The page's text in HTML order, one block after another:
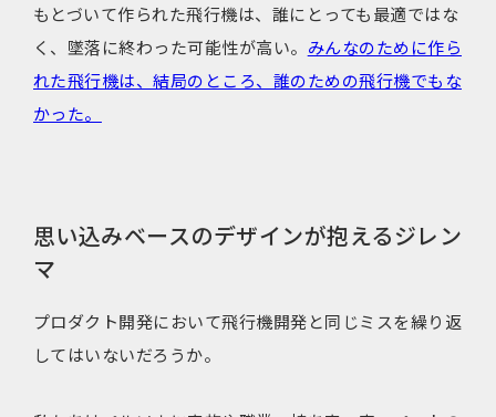
もとづいて作られた飛行機は、誰にとっても最適ではな
く、墜落に終わった可能性が高い。 みんなのために作ら
れた飛行機は、結局のところ、誰のための飛行機でもな
かった。
思い込みベースのデザインが抱えるジレン
マ
プロダクト開発において飛行機開発と同じミスを繰り返
してはいないだろうか。